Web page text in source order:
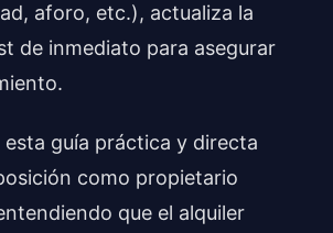
aforo, etc.), actualiza la
de inmediato para asegurar
guía práctica y directa
como propietario
que el alquiler